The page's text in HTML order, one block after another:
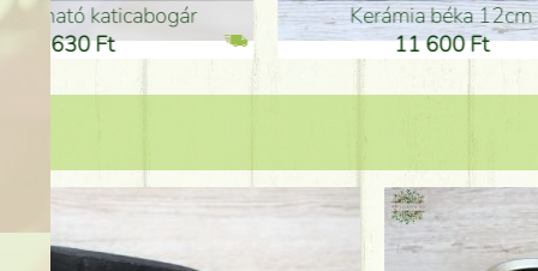
Kerámia béka 12cm
11 600 Ft